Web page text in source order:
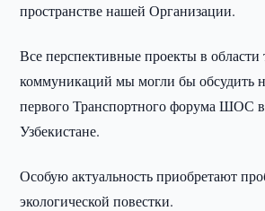
пространстве нашей Организации.
Все перспективные проекты в области
коммуникаций мы могли бы обсудить
первого Транспортного форума ШОС
Узбекистане.
Особую актуальность приобретают
экологической повестки.